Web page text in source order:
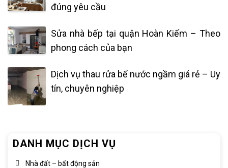
DANH MỤC DỊCH VỤ
Nhà đất – bất động sản
đúng yêu cầu
Sửa nhà bếp tại quận Hoàn Kiếm – Theo
phong cách của bạn
Dịch vụ thau rửa bể nước ngầm giá rẻ – Uy
tín, chuyên nghiệp